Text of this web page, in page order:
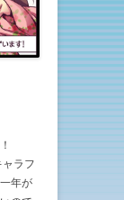
ラフ
年が